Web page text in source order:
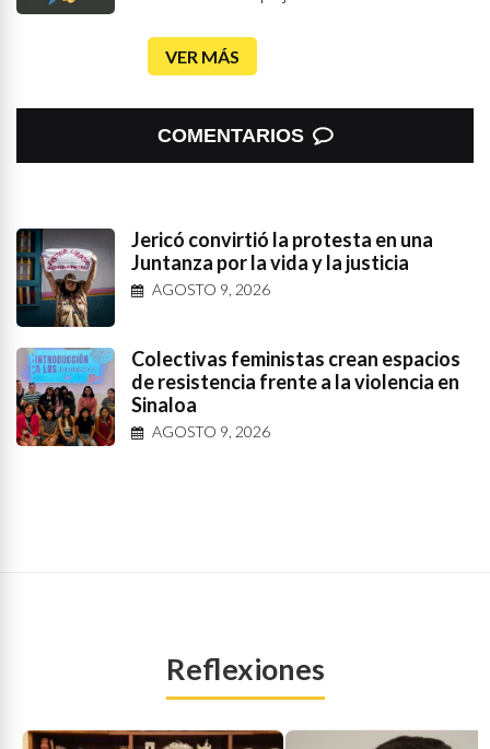
VER MÁS
COMENTARIOS
Jericó convirtió la protesta en una
Juntanza por la vida y la justicia
AGOSTO 9, 2026
Colectivas feministas crean espacios
de resistencia frente a la violencia en
Sinaloa
AGOSTO 9, 2026
Reflexiones